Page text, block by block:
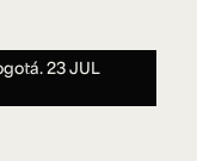
23 JUL